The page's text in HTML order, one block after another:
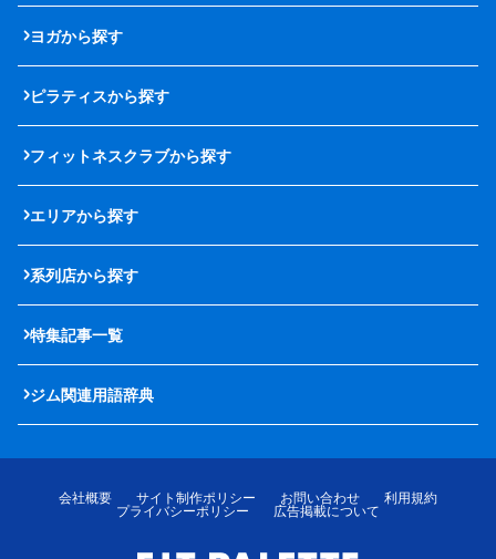
ヨガから探す
ピラティスから探す
フィットネスクラブから探す
エリアから探す
系列店から探す
特集記事一覧
ジム関連用語辞典
会社概要 サイト制作ポリシー お問い合わせ
利用規約
プライバシーポリシー
広告掲載について